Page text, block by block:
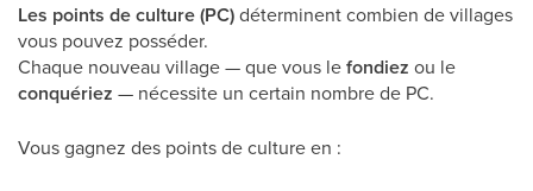
Les points de culture (PC)déterminent combien de villages
vous pouvez posséder.
Chaque nouveau village — que vous lefondiez ou le
conquériez — nécessite un certain nombre de PC.
Vous gagnez des points de culture en :